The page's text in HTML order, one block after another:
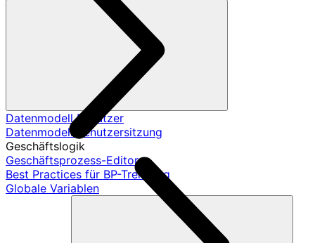
Datenmodell Benutzer
Datenmodell Benutzersitzung
Geschäftslogik
Geschäftsprozess-Editor
Best Practices für BP-Trennung
Globale Variablen